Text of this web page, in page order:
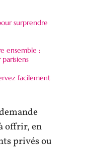
surprendre
ensemble :
facilement
offrir, en
privés ou